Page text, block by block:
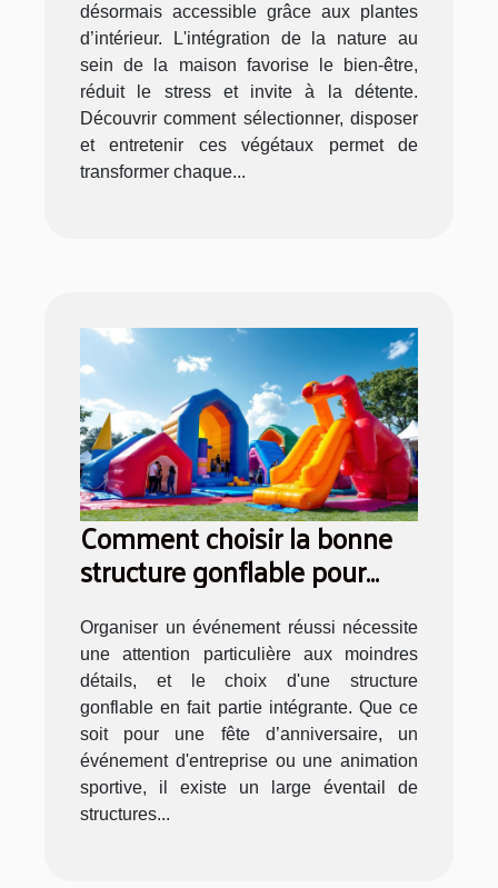
désormais accessible grâce aux plantes
d’intérieur. L'intégration de la nature au
sein de la maison favorise le bien-être,
réduit le stress et invite à la détente.
Découvrir comment sélectionner, disposer
et entretenir ces végétaux permet de
transformer chaque...
Comment choisir la bonne
structure gonflable pour
votre événement
Organiser un événement réussi nécessite
une attention particulière aux moindres
détails, et le choix d'une structure
gonflable en fait partie intégrante. Que ce
soit pour une fête d’anniversaire, un
événement d'entreprise ou une animation
sportive, il existe un large éventail de
structures...